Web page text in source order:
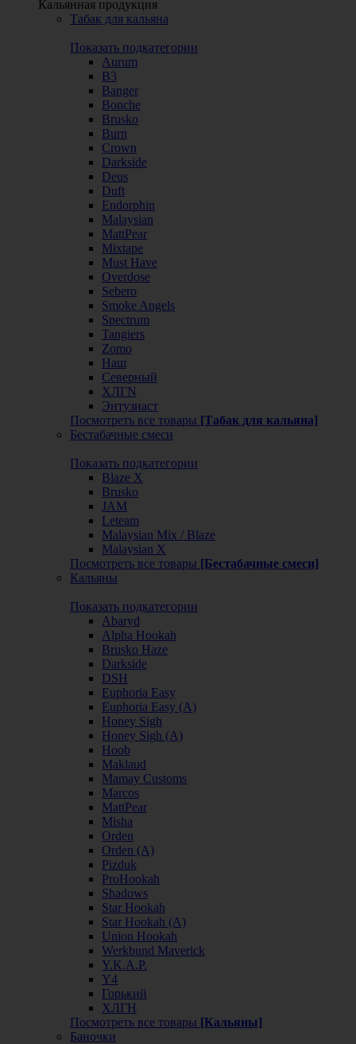
Кальянная продукция
Табак для кальяна
Показать подкатегории
Aurum
B3
Banger
Bonche
Brusko
Burn
Crown
Darkside
Deus
Duft
Endorphin
Malaysian
MattPear
Mixtape
Must Have
Overdose
Sebero
Smoke Angels
Spectrum
Tangiers
Zomo
Наш
Северный
ХЛГN
Энтузиаст
Посмотреть все товары [Табак для кальяна]
Бестабачные смеси
Показать подкатегории
Blaze X
Brusko
JAM
Leteam
Malaysian Mix / Blaze
Malaysian X
Посмотреть все товары [Бестабачные смеси]
Кальяны
Показать подкатегории
Abaryd
Alpha Hookah
Brusko Haze
Darkside
DSH
Euphoria Easy
Euphoria Easy (А)
Honey Sigh
Honey Sigh (А)
Hoob
Maklaud
Mamay Customs
Marcos
MattPear
Misha
Orden
Orden (А)
Pizduk
ProHookah
Shadows
Star Hookah
Star Hookah (А)
Union Hookah
Werkbund Maverick
Y.K.A.P.
Y4
Горький
ХЛГН
Посмотреть все товары [Кальяны]
Баночки